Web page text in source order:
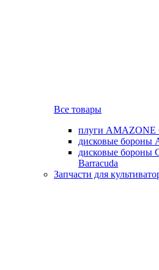
Все товары
плуги AMAZONE
дисковые бороны
дисковые бороны
Barracuda
Запчасти для